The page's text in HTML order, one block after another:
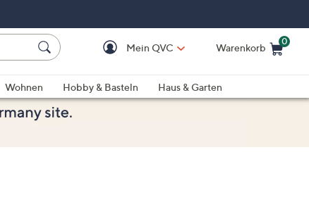
Mein QVC Warenkorb
0
Wohnen Hobby & Basteln
Haus & Garten